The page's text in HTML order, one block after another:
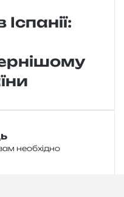
Іспанії:
необхідно